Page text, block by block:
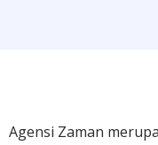
Agensi Zaman